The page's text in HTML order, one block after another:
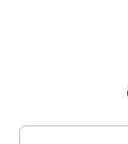
ィを身につけたプロ
ます。創業10年のノ
験をお届けします。